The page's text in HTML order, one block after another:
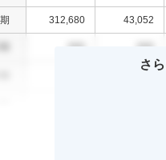
312,680 43,052
000 000
さ